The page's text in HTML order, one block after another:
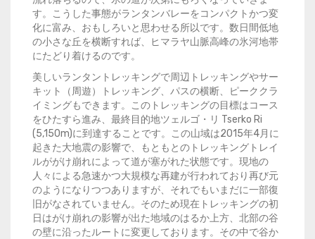
す。こうした事態がランタンバレーをコンパクトかつ変
化に富み、おもしろいと思わせる所以です。数日間低地
の小さな丘を横断すれば、ヒマラヤ山脈高峰の氷河地帯
にたどり着けるのです。
美しいランタントレッキングで周辺トレッキングやサー
キット（周遊）トレッキング、パスの横断、ピーククラ
イミングもできます。このトレッキングの目標はコース
をひたすら進み、最終目的地ツェルゴ・リ Tserko Ri
(5,150m)に到達することです。この山域は2015年4月に
起きた大地震の影響で、もともとのトレッキングトレイ
ルががけ崩れによって道が塞がれた状態です。現地の
人々による急速かつ大規模な再建が行われており再び元
のようになりつつありますが、それでもいまだに一部復
旧がなされていません。そのため現在トレッキングの初
日はがけ崩れの影響が出た地域のはるか上方、北部の谷
の壁に沿ったルートに変更しております。その中で谷か